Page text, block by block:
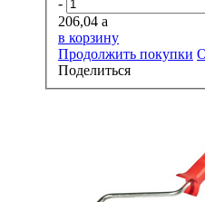
-
206,04 a
в корзину
Продолжить покупки
Поделиться